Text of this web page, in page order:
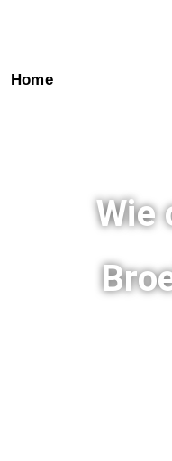
Home
Wie